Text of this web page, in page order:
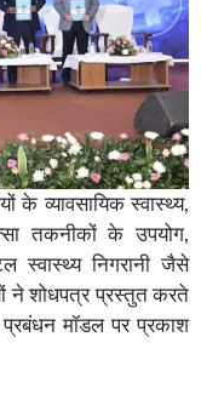
के व्यावसायिक स्वास्थ्य,
तकनीकों के उपयोग,
स्वास्थ्य निगरानी जैसे
ने शोधपत्र प्रस्तुत करते
प्रबंधन मॉडल पर प्रकाश